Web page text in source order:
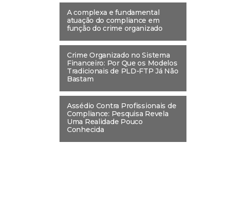
A complexa e fundamental
atuação do compliance em
função do crime organizado
Crime Organizado no Sistema
Financeiro: Por Que os Modelos
Tradicionais de PLD-FTP Já Não
Bastam
Assédio Contra Profissionais de
Compliance: Pesquisa Revela
Uma Realidade Pouco
Conhecida